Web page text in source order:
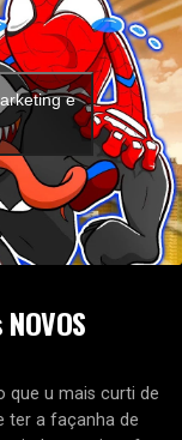
e
que u mais curti de
ter a façanha de